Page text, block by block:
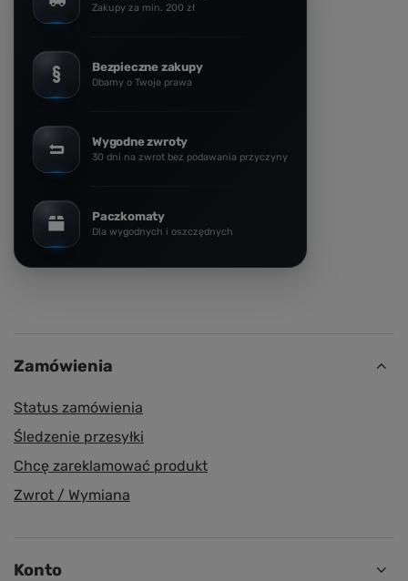
Zakupy za min. 200 zł
Bezpieczne zakupy
Dbamy o Twoje prawa
Wygodne zwroty
30 dni na zwrot bez podawania przyczyny
Paczkomaty
Dla wygodnych i oszczędnych
Zamówienia
Status zamówienia
Śledzenie przesyłki
Chcę zareklamować produkt
Zwrot / Wymiana
Konto